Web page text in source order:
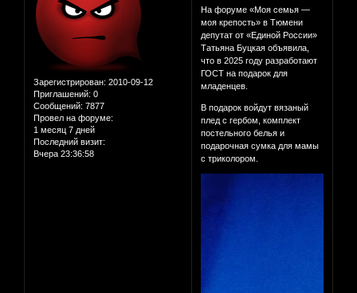
Зарегистрирован: 2010-09-12
Приглашений: 0
Сообщений: 7877
Провел на форуме:
1 месяц 7 дней
Последний визит:
Вчера 23:36:58
На форуме «Моя семья —
моя крепость» в Тюмени
депутат от «Единой России»
Татьяна Буцкая объявила,
что в 2025 году разработают
ГОСТ на подарок для
младенцев.
В подарок войдут вязаный
плед с гербом, комплект
постельного белья и
подарочная сумка для мамы
с триколором.